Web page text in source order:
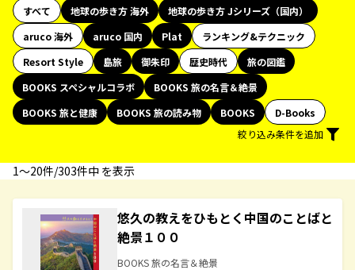
すべて 地球の歩き方 海外
地球の歩き方 Jシリーズ（国内）
aruco 海外
aruco 国内 Plat
ランキング&テクニック
Resort Style
島旅 御朱印 歴史時代
旅の図鑑
BOOKS スペシャルコラボ
BOOKS 旅の名言＆絶景
BOOKS 旅と健康
BOOKS 旅の読み物 BOOKS
D-Books
絞り込み条件を追加
1〜20件/303件中 を表示
悠久の教えをひもとく中国のことばと
絶景１００
BOOKS 旅の名言＆絶景